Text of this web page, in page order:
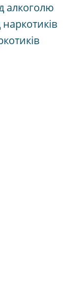
алкоголю
наркотиків